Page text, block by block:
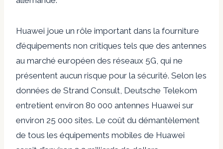
Huawei joue un rôle important dans la fourniture
d’équipements non critiques tels que des antennes
au marché européen des réseaux 5G, qui ne
présentent aucun risque pour la sécurité. Selon les
données de Strand Consult, Deutsche Telekom
entretient environ 80 000 antennes Huawei sur
environ 25 000 sites. Le coût du démantèlement
de tous les équipements mobiles de Huawei